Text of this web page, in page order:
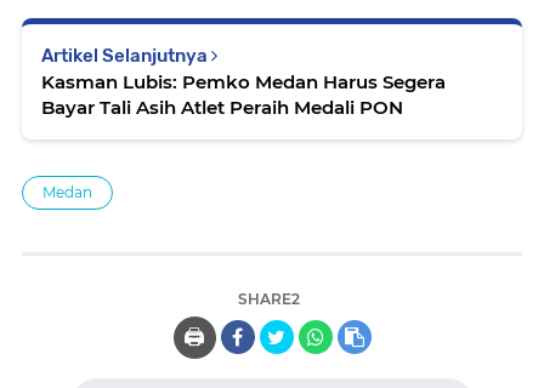
Artikel Selanjutnya
Kasman Lubis: Pemko Medan Harus Segera
Bayar Tali Asih Atlet Peraih Medali PON
Medan
SHARE2
🖨️